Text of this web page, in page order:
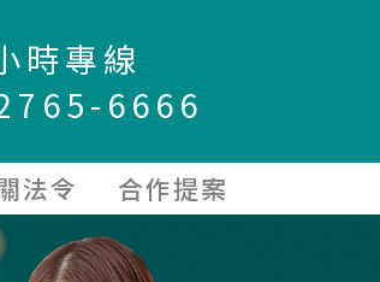
時專線
6666
法令 合作提案